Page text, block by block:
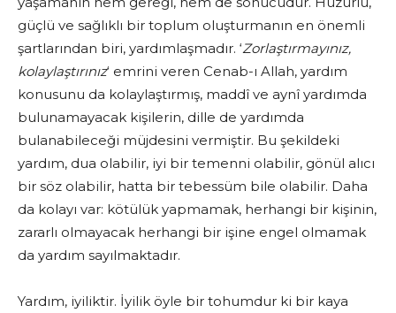
güçlü ve sağlıklı bir toplum oluşturmanın en önemli
şartlarından biri, yardımlaşmadır. ‘Zorlaştırmayınız,
kolaylaştırınız‘ emrini veren Cenab-ı Allah, yardım
konusunu da kolaylaştırmış, maddî ve aynî yardımda
bulunamayacak kişilerin, dille de yardımda
bulanabileceği müjdesini vermiştir. Bu şekildeki
yardım, dua olabilir, iyi bir temenni olabilir, gönül alıcı
bir söz olabilir, hatta bir tebessüm bile olabilir. Daha
da kolayı var: kötülük yapmamak, herhangi bir kişinin,
zararlı olmayacak herhangi bir işine engel olmamak
da yardım sayılmaktadır.
Yardım, iyiliktir. İyilik öyle bir tohumdur ki bir kaya